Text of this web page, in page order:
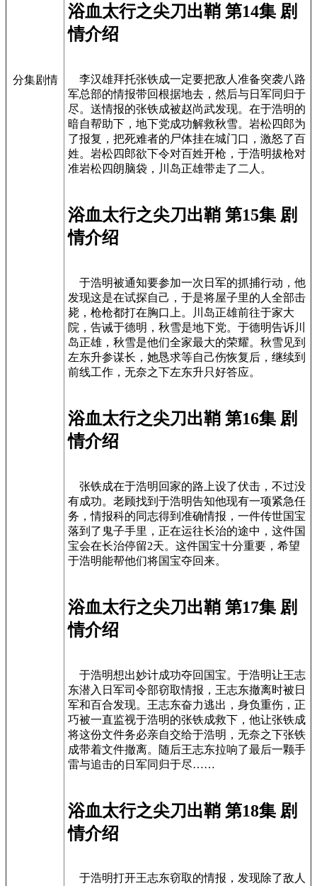
分集剧情
浴血太行之尖刀出鞘 第14集 剧
情介绍
李汉雄拜托张铁成一定要把敌人准备突袭八路
军总部的情报带回根据地去，然后与日军同归于
尽。送情报的张铁成被赵尚武发现。在于浩明的
暗自帮助下，地下党成功解救秋雪。岩松四郎为
了报复，把死难者的尸体挂在城门口，激怒了百
姓。岩松四郎欲下令对百姓开枪，于浩明拔枪对
准岩松四朗脑袋，川岛正雄带走了二人。
浴血太行之尖刀出鞘 第15集 剧
情介绍
于浩明被通知要参加一次日军的抓捕行动，他
发现这是在试探自己，于是将屋子里的人全部击
毙，枪枪都打在胸口上。川岛正雄前往于家大
院，告诫于德明，秋雪是地下党。于德明告诉川
岛正雄，秋雪是他们全家最大的荣耀。秋雪见到
左东升参谋长，她恳求等自己伤恢复后，继续到
前线工作，无奈之下左东升只好答应。
浴血太行之尖刀出鞘 第16集 剧
情介绍
张铁成在于浩明回家的路上设了伏击，不过没
有成功。老顾找到于浩明告知他现有一项紧急任
务，情报科的同志得到准确情报，一件传世国宝
落到了鬼子手里，正在运往长治的途中，这件国
宝会在长治停留2天。这件国宝十分重要，希望
于浩明能帮他们将国宝夺回来。
浴血太行之尖刀出鞘 第17集 剧
情介绍
于浩明想出妙计成功夺回国宝。于浩明让王志
东潜入日军司令部窃取情报，王志东撤离时被日
军和百合发现。王志东奋力逃出，身负重伤，正
巧被一直监视于浩明的张铁成救下，他让张铁成
将这份文件务必亲自交给于浩明，无奈之下张铁
成带着文件撤离。随后王志东拉响了最后一颗手
雷与追击的日军同归于尽……
浴血太行之尖刀出鞘 第18集 剧
情介绍
于浩明打开王志东窃取的情报，发现除了敌人